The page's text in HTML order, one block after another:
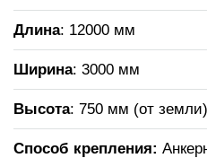
Длина: 12000 мм
Ширина: 3000 мм
Высота: 750 мм (от земли)
Способ крепления: